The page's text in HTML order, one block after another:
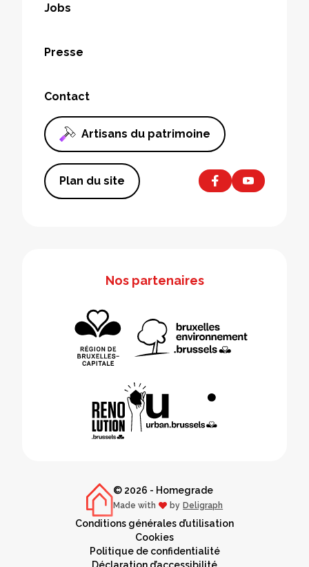
Jobs
Presse
Contact
Artisans du patrimoine
Plan du site
Nos partenaires
© 2026 - Homegrade
Made with love
by Deligraph
Conditions générales d’utilisation
Cookies
Politique de confidentialité